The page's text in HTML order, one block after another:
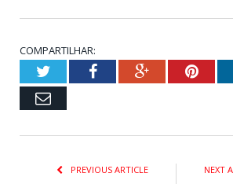
COMPARTILHAR:
TwitterFacebookGoogle+
Email
PREVIOUS ARTICLE NEXT